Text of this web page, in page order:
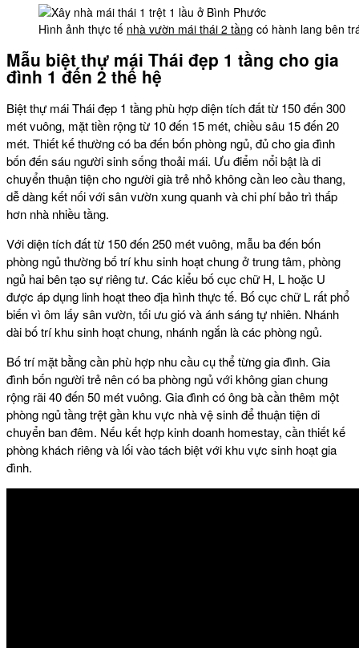
Hình ảnh thực tế nhà vườn mái thái 2 tầng có hành lang bên
Mẫu biệt thự mái Thái đẹp 1 tầng cho gia
đình 1 đến 2 thế hệ
Biệt thự mái Thái đẹp 1 tầng phù hợp diện tích đất từ 150 đến 300
mét vuông, mặt tiền rộng từ 10 đến 15 mét, chiều sâu 15 đến 20
mét. Thiết kế thường có ba đến bốn phòng ngủ, đủ cho gia đình
bốn đến sáu người sinh sống thoải mái. Ưu điểm nổi bật là di
chuyển thuận tiện cho người già trẻ nhỏ không cần leo cầu thang,
dễ dàng kết nối với sân vườn xung quanh và chi phí bảo trì thấp
hơn nhà nhiều tầng.
Với diện tích đất từ 150 đến 250 mét vuông, mẫu ba đến bốn
phòng ngủ thường bố trí khu sinh hoạt chung ở trung tâm, phòng
ngủ hai bên tạo sự riêng tư. Các kiểu bố cục chữ H, L hoặc U
được áp dụng linh hoạt theo địa hình thực tế. Bố cục chữ L rất phổ
biến vì ôm lấy sân vườn, tối ưu gió và ánh sáng tự nhiên. Nhánh
dài bố trí khu sinh hoạt chung, nhánh ngắn là các phòng ngủ.
Bố trí mặt bằng cần phù hợp nhu cầu cụ thể từng gia đình. Gia
đình bốn người trẻ nên có ba phòng ngủ với không gian chung
rộng rãi 40 đến 50 mét vuông. Gia đình có ông bà cần thêm một
phòng ngủ tầng trệt gần khu vực nhà vệ sinh để thuận tiện di
chuyển ban đêm. Nếu kết hợp kinh doanh homestay, cần thiết kế
phòng khách riêng và lối vào tách biệt với khu vực sinh hoạt gia
đình.